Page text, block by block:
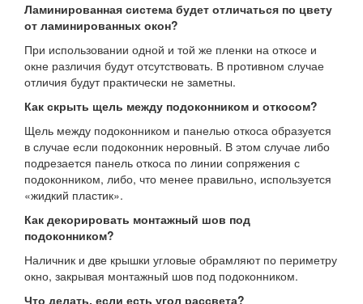
Ламинированная система будет отличаться по цвету
от ламинированных окон?
При использовании одной и той же пленки на откосе и
окне различия будут отсутствовать. В противном случае
отличия будут практически не заметны.
Как скрыть щель между подоконником и откосом?
Щель между подоконником и панелью откоса образуется
в случае если подоконник неровный. В этом случае либо
подрезается панель откоса по линии сопряжения с
подоконником, либо, что менее правильно, используется
«жидкий пластик».
Как декорировать монтажный шов под
подоконником?
Наличник и две крышки угловые обрамляют по периметру
окно, закрывая монтажный шов под подоконником.
Что делать, если есть угол рассвета?